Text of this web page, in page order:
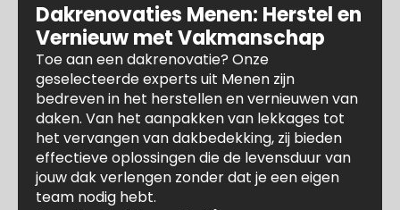
Dakrenovaties Menen: Herstel en
Vernieuw met Vakmanschap
Toe aan een dakrenovatie? Onze
geselecteerde experts uit Menen zijn
bedreven in het herstellen en vernieuwen van
daken. Van het aanpakken van lekkages tot
het vervangen van dakbedekking, zij bieden
effectieve oplossingen die de levensduur van
jouw dak verlengen zonder dat je een eigen
team nodig hebt.